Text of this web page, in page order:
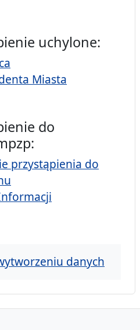
uchylone:
Miasta
do
przystąpienia do
danych